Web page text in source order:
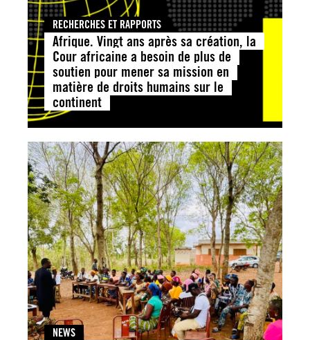
RECHERCHES ET RAPPORTS
Afrique. Vingt ans après sa création, la
Cour africaine a besoin de plus de
soutien pour mener sa mission en
matière de droits humains sur le
continent
NEWS